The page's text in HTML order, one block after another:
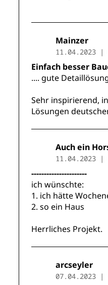
Mainzer
11.04.2023 |
Einfach besser
.... gute
Sehr inspirierend,
Lösungen
Auch ein
11.04.2023 |
----------------------
ich wünschte:
1. ich hätte
2. so ein Haus
Herrliches Projekt.
arcseyler
07.04.2023 |